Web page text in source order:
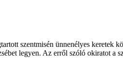
szentmisén ünnenélyes
legyen. Az erről szóló okiratot a